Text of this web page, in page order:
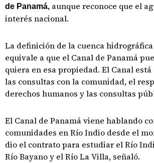
de Panamá, aunque reconoce que el
interés nacional.
La definición de la cuenca
equivale a que el Canal de Panamá
quiera en esa propiedad. El Canal
las consultas con la comunidad, el
derechos humanos y las consultas
El Canal de Panamá viene hablando
comunidades en Río Indio desde el
dio el contrato para estudiar el Río
Río Bayano y el Río La Villa, señaló.